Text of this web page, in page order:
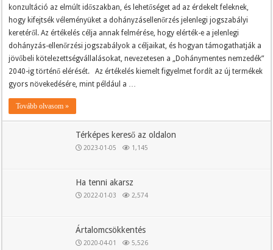
konzultáció az elmúlt időszakban, és lehetőséget ad az érdekelt feleknek,
hogy kifejtsék véleményüket a dohányzásellenőrzés jelenlegi jogszabályi
keretéről. Az értékelés célja annak felmérése, hogy elérték-e a jelenlegi
dohányzás-ellenőrzési jogszabályok a céljaikat, és hogyan támogathatják a
jövőbeli kötelezettségvállalásokat, nevezetesen a „Dohánymentes nemzedék”
2040-ig történő elérését. Az értékelés kiemelt figyelmet fordít az új termékek
gyors növekedésére, mint például a …
Tovább olvasom »
Térképes kereső az oldalon
2023-01-05 1,145
Ha tenni akarsz
2022-01-03 2,574
Ártalomcsökkentés
2020-04-01 5,526